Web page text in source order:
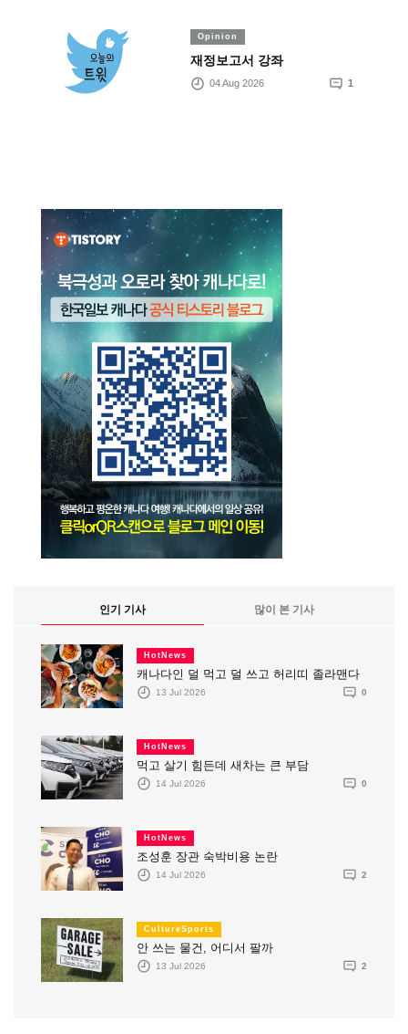
Opinion
재정보고서 강좌
04 Aug 2026 1
인기 기사 많이 본 기사
HotNews
캐나다인 덜 먹고 덜 쓰고 허리띠 졸라맨다
13 Jul 2026 0
HotNews
먹고 살기 힘든데 새차는 큰 부담
14 Jul 2026 0
HotNews
조성훈 장관 숙박비용 논란
14 Jul 2026 2
CultureSports
안 쓰는 물건, 어디서 팔까
13 Jul 2026 2